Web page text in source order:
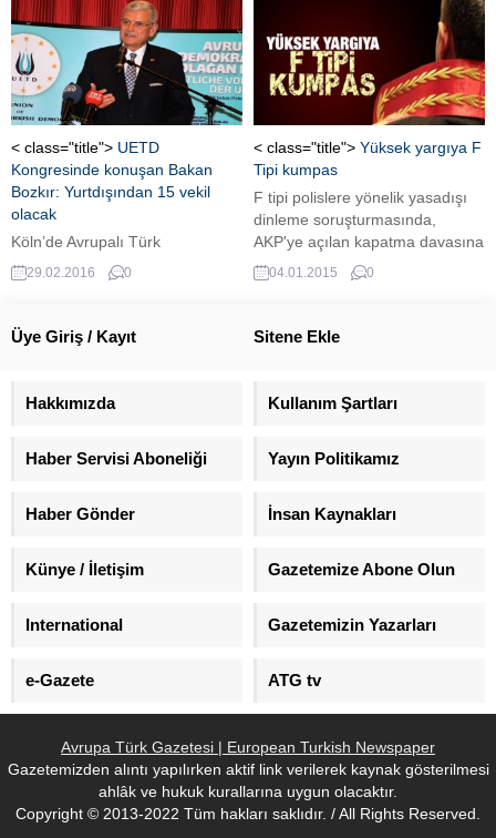
çok sayıda fezleke hazırlanmıştı.
İşte isim isim suçlamalar.
Başbakan Yardımcısı Lodewijk
Asscher'in konuya el atması bazı
algı merkezlerini harekete
geçirdi.
< class="title"> UETD
Kongresinde konuşan Bakan
Bozkır: Yurtdışından 15 vekil
olacak
Köln’de Avrupalı Türk
Demokratlar Birliği UETD’nin 5.
Olağan Kongre'sine katılan
bölgesinin oluşturulacağını ve
belirtti.
29.02.2016 0
< class="title"> Yüksek yargıya F
Tipi kumpas
F tipi polislere yönelik yasadışı
dinleme soruşturmasında,
AKP'ye açılan kapatma davasına
ilişkin çarpıcı bir bilgi ortaya çıktı.
04.01.2015 0
Üye Giriş / Kayıt Sitene Ekle
Hakkımızda Kullanım Şartları
Haber Servisi Aboneliği Yayın Politikamız
Haber Gönder İnsan Kaynakları
Künye / İletişim Gazetemize Abone Olun
International Gazetemizin Yazarları
e-Gazete ATG tv
Avrupa Türk Gazetesi | European Turkish Newspaper
Gazetemizden alıntı yapılırken aktif link verilerek kaynak gösterilmesi
ahlâk ve hukuk kurallarına uygun olacaktır.
Copyright © 2013-2022 Tüm hakları saklıdır. / All Rights Reserved.